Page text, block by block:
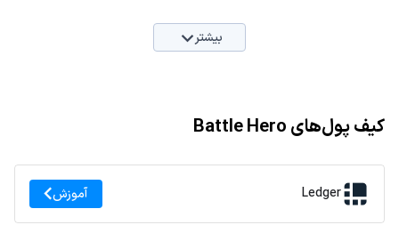
بیشتر
کیف پول‌های Battle Hero
Ledger آموزش